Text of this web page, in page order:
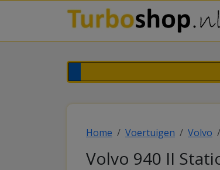
Home Voertuigen Volvo
Volvo 940 II